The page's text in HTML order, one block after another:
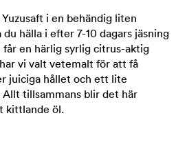
i en behändig liten
hälla i efter 7-10 dagars jäsning
en härlig syrlig citrus-aktig
vi valt vetemalt för att få
juiciga hållet och ett lite
tillsammans blir det här
kittlande öl.